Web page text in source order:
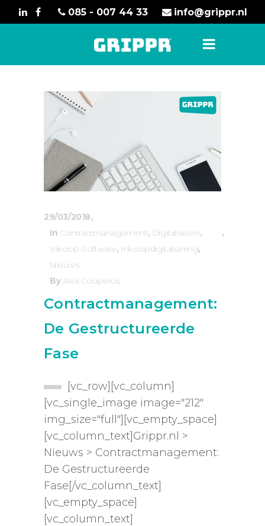
085 - 007 44 33 info@grippr.nl
29/03/2018
In Contractmanagement, Digitaliseren,
Inkoop-Software, Inkoopdigitalisering,
Nieuws
ByAlex Couperus
Contractmanagement:
De Gestructureerde
Fase
[vc_row][vc_column]
[vc_single_image image="212"
img_size="full"][vc_empty_space]
[vc_column_text]Grippr.nl >
Nieuws > Contractmanagement:
De Gestructureerde
Fase[/vc_column_text]
[vc_empty_space]
[vc_column_text]